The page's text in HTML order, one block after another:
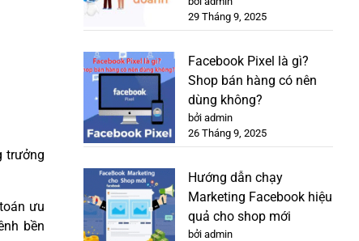
trưởng
ưu
bền
29 Tháng 9, 2025
Facebook Pixel là gì?
Shop bán hàng có nên
dùng không?
bởi admin
26 Tháng 9, 2025
Hướng dẫn chạy
Marketing Facebook hiệu
quả cho shop mới
bởi admin